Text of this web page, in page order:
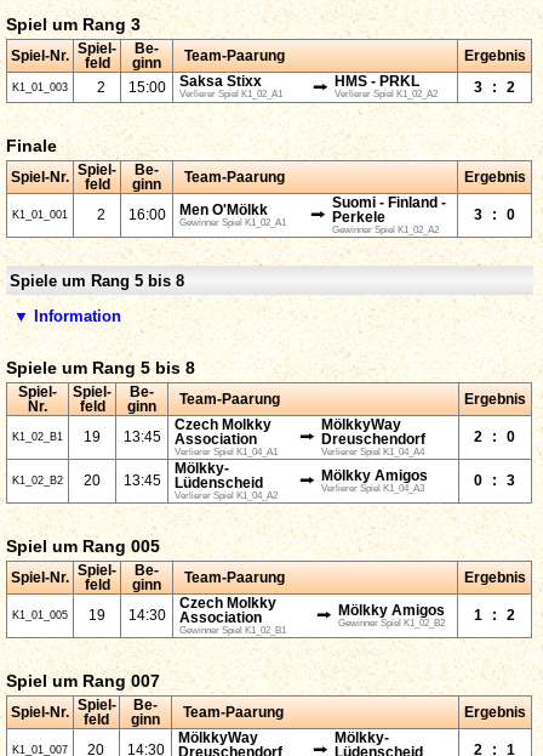
Spiel um Rang 3
Spiel-Nr. Spiel-
feld
Be-
ginn
Team-Paarung Ergebnis
K1_01_003 2 15:00 Saksa Stixx
Verlierer Spiel K1_02_A1 ⭢ HMS - PRKL
Verlierer Spiel K1_02_A2 3 : 2
Finale
Spiel-Nr. Spiel-
feld
Be-
ginn
Team-Paarung Ergebnis
K1_01_001 2 16:00 Men O'Mölkk
Gewinner Spiel K1_02_A1 ⭢
Suomi - Finland -
Perkele
Gewinner Spiel K1_02_A2
3 : 0
Spiele um Rang 5 bis 8
▼ Information
Spiele um Rang 5 bis 8
Spiel-
Nr.
Spiel-
feld
Be-
ginn
Team-Paarung Ergebnis
K1_02_B1 19 13:45
Czech Molkky
Association
Verlierer Spiel K1_04_A1
⭢
MölkkyWay
Dreuschendorf
Verlierer Spiel K1_04_A4
2 : 0
K1_02_B2 20 13:45
Mölkky-
Lüdenscheid
Verlierer Spiel K1_04_A2
⭢ Mölkky Amigos
Verlierer Spiel K1_04_A3
0 : 3
Spiel um Rang 005
Spiel-Nr. Spiel-
feld
Be-
ginn
Team-Paarung Ergebnis
K1_01_005 19 14:30
Czech Molkky
Association
Gewinner Spiel K1_02_B1
⭢ Mölkky Amigos
Gewinner Spiel K1_02_B2
1 : 2
Spiel um Rang 007
Spiel-Nr. Spiel-
feld
Be-
ginn
Team-Paarung Ergebnis
K1_01_007 20 14:30
MölkkyWay
Dreuschendorf
⭢
Mölkky-
Lüdenscheid
2 : 1